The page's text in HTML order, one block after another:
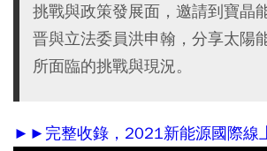
挑戰與政策發展面，邀請到寶晶
晋與立法委員洪申翰，分享太陽
所面臨的挑戰與現況。
►►完整收錄，2021新能源國際線